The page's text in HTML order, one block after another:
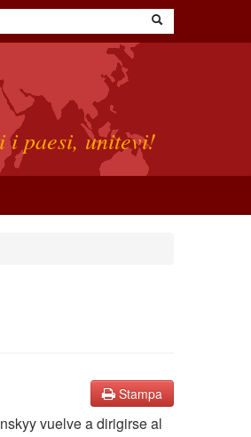
i paesi, unitevi!
Stampa
vuelve a dirigirse al